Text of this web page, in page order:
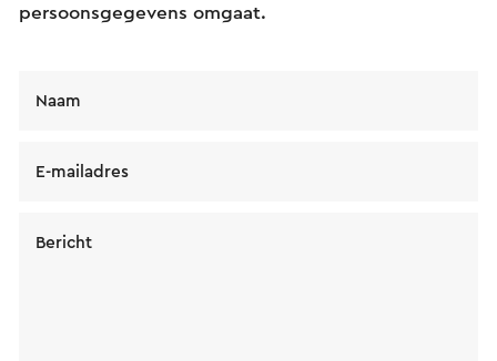
persoonsgegevens omgaat.
Naam
E-mailadres
Bericht